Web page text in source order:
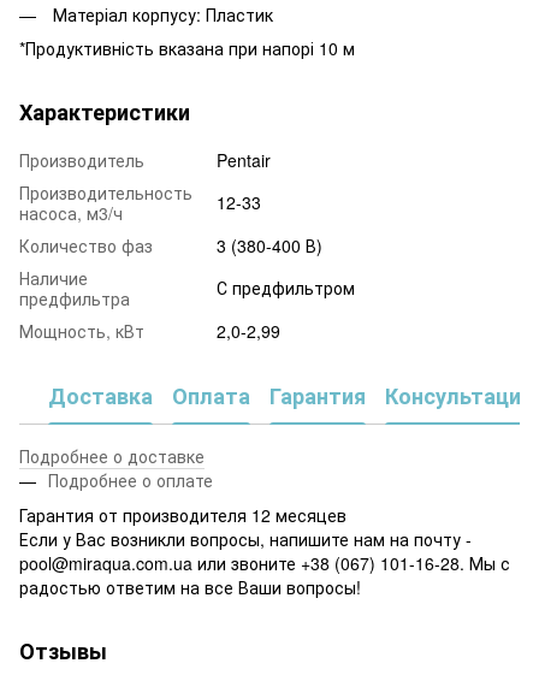
Матеріал корпусу: Пластик
*Продуктивність вказана при напорі 10 м
Характеристики
Производитель
Pentair
Производительность
насоса, м3/ч
12-33
Количество фаз
3 (380-400 В)
Наличие
предфильтра
С предфильтром
Мощность, кВт
2,0-2,99
Доставка Оплата Гарантия Консультация
Подробнее о доставке
Подробнее о оплате
Гарантия от производителя 12 месяцев
Если у Вас возникли вопросы, напишите нам на почту -
pool@miraqua.com.ua или звоните +38 (067) 101-16-28. Мы с
радостью ответим на все Ваши вопросы!
Отзывы